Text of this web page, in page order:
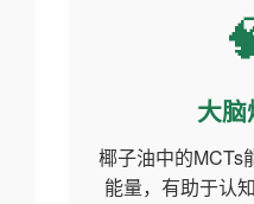
大脑
椰子油中的MCTs
能量，有助于认